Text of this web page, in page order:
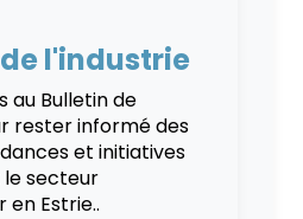
l'industrie
au Bulletin de
rester informé des
et initiatives
secteur
Estrie..